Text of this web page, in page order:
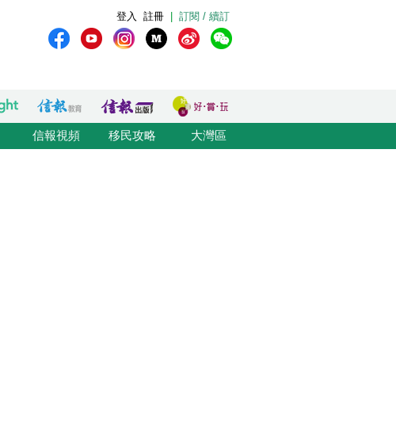
訂閱 / 續訂
註冊
登入
信報視頻 移民攻略 大灣區